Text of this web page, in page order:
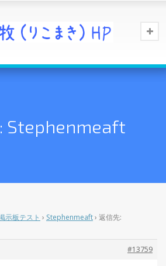
Stephenmeaft
示板テスト › Stephenmeaft› 返信先:
#13759